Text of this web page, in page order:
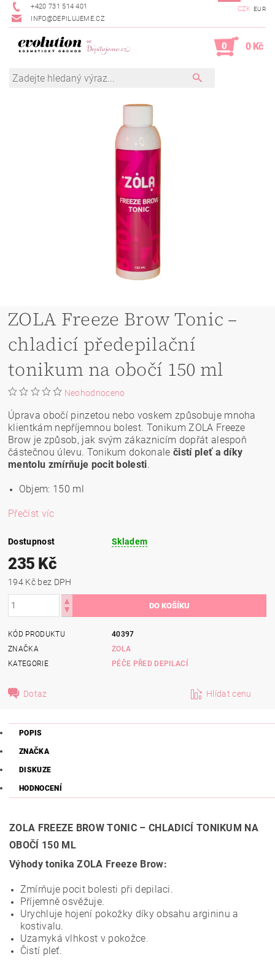
+420 731 514 401
INFO@DEPILUJEME.CZ
CZK EUR
0 0 Kč
ZOLA Freeze Brow Tonic –
chladicí předepilační
tonikum na obočí 150 ml
Neohodnoceno
Úprava obočí pinzetou nebo voskem způsobuje mnoha
klientkám nepříjemnou bolest. Tonikum ZOLA Freeze
Brow je způsob, jak svým zákaznicím dopřát alespoň
částečnou úlevu. Tonikum dokonale čistí pleť a díky
mentolu zmírňuje pocit bolesti.
Objem: 150 ml
Přečíst víc
Dostupnost Skladem
235 Kč
194 Kč bez DPH
KÓD PRODUKTU
40397
ZNAČKA
ZOLA
KATEGORIE
PÉČE PŘED DEPILACÍ
Dotaz Hlídat cenu
POPIS
ZNAČKA
DISKUZE
HODNOCENÍ
ZOLA FREEZE BROW TONIC – CHLADICÍ TONIKUM NA
OBOČÍ 150 ML
Výhody tonika ZOLA Freeze Brow:
Zmírňuje pocit bolesti při depilaci.
Příjemně osvěžuje.
Urychluje hojení pokožky díky obsahu argininu a
kostivalu.
Uzamyká vlhkost v pokožce.
Čistí pleť.